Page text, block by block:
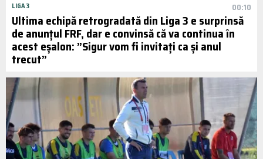
LIGA 3 00:10
Ultima echipă retrogradată din Liga 3 e surprinsă
de anunțul FRF, dar e convinsă că va continua în
acest eșalon: ”Sigur vom fi invitați ca și anul
trecut”